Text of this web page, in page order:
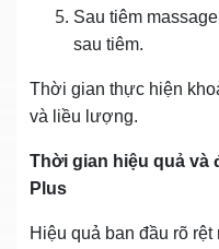
Sau tiêm
sau tiêm.
Thời gian thực hiện
và liều lượng.
Thời gian hiệu quả và
Plus
Hiệu quả ban đầu rõ rệt